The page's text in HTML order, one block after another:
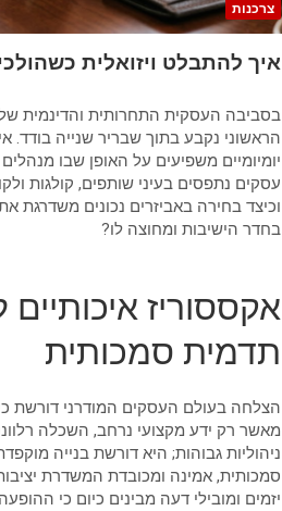
צרכנות
איך להתבלט ויזואלית
בסביבה העסקית התחרותית והדינמית
הראשוני נקבע בתוך שבריר שנייה בודד.
יומיומיים משפיעים על האופן שבו מנהלים
עסקים נתפסים בעיני שותפים, קולגות
וכיצד בחירה באביזרים נכונים משדרגת
בחדר הישיבות ומחוצה לו?
אקססוריז איכותיים
תדמית סמכותית
הצלחה בעולם העסקים המודרני דורשת
מאשר רק ידע מקצועי נרחב, השכלה
ניהוליות גבוהות; היא דורשת בנייה
סמכותית, אמינה ומכובדת המשדרת
יזמים ומובילי דעה מבינים כיום כי